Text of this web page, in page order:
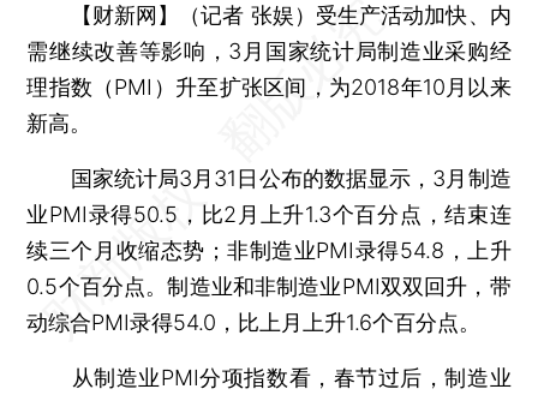
【财新网】（记者 张娱） 受生产活动加快、内
需继续改善等影响，3月国家统计局制造业采购经
理指数（PMI）升至扩张区间，为2018年10月以来
新高。
国家统计局3月31日公布的数据显示，3月制造
业PMI录得50.5，比2月上升1.3个百分点，结束连
续三个月收缩态势；非制造业PMI录得54.8，上升
0.5个百分点。制造业和非制造业PMI双双回升，带
动综合PMI录得54.0，比上月上升1.6个百分点。
从制造业PMI分项指数看，春节过后，制造业